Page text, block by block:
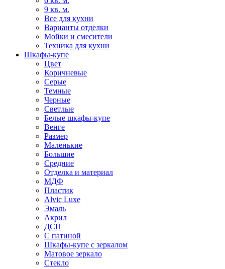
9 кв. м.
Все для кухни
Варианты отделки
Мойки и смесители
Техника для кухни
Шкафы-купе
Цвет
Коричневые
Серые
Темные
Черные
Светлые
Белые шкафы-купе
Венге
Размер
Маленькие
Большие
Средние
Отделка и материал
МДФ
Пластик
Alvic Luxe
Эмаль
Акрил
ДСП
С патиной
Шкафы-купе с зеркалом
Матовое зеркало
Стекло